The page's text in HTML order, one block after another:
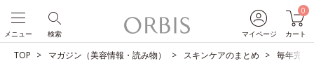
マイページ
0
カート
検索
メニュー
TOP マガジン（美容情報・読み物） スキンケアのまとめ 毎年完売